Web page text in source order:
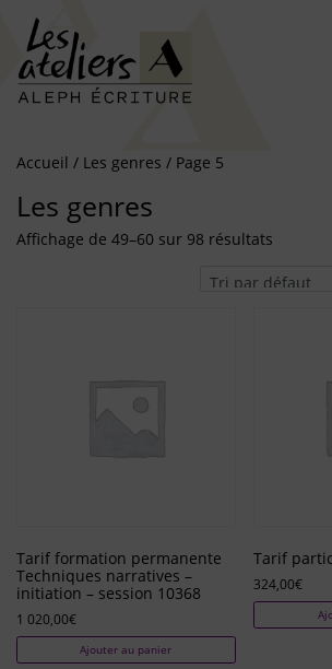
Accueil / Les genres / Page 5
Les genres
Affichage de 49–60 sur 98 résultats
Tarif formation permanente
Techniques narratives –
initiation – session 10368
1 020,00€
Ajouter au panier
Tarif
324,00€